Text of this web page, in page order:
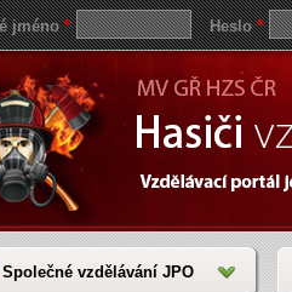
jméno* Heslo*
Společné vzdělávání JPO